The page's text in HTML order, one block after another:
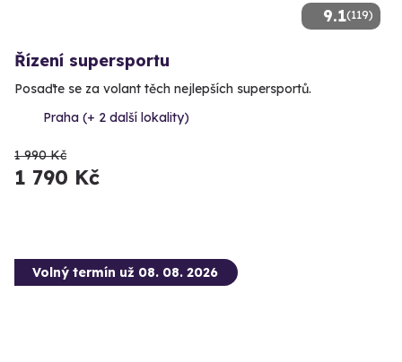
9.1(119)
Řízení supersportu
Posaďte se za volant těch nejlepších supersportů.
Praha (+ 2 další lokality)
1 990 Kč
1 790 Kč
Volný termín už 08. 08. 2026